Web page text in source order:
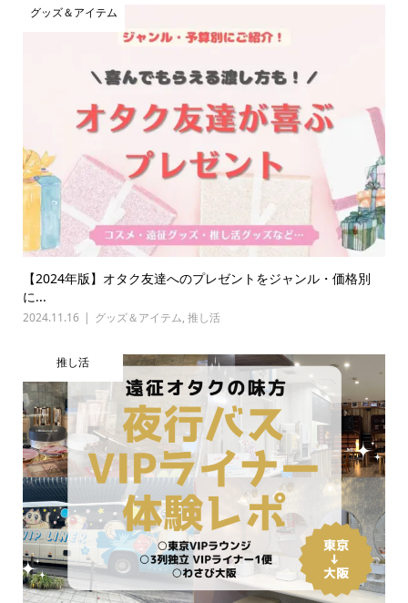
グッズ＆アイテム
【2024年版】オタク友達へのプレゼントをジャンル・価格別
に...
2024.11.16 グッズ＆アイテム, 推し活
推し活